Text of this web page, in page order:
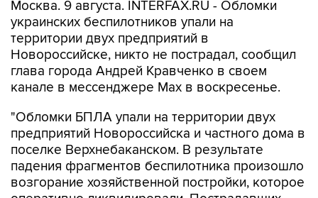
территории двух предприятий в
Новороссийске, никто не пострадал, сообщил
глава города Андрей Кравченко в своем
канале в мессенджере Max в воскресенье.
"Обломки БПЛА упали на территории двух
поселке Верхнебаканском. В результате
падения фрагментов беспилотника произошло
возгорание хозяйственной постройки, которое
оперативно ликвидировали. Пострадавших
нет", - говорится в сообщении.